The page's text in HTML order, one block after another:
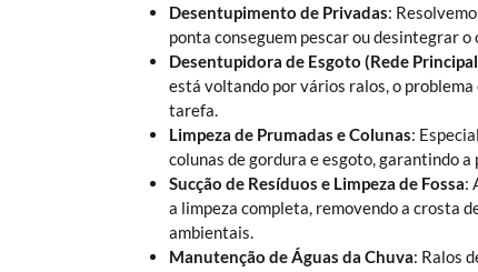
Desentupimento de Privadas:
ponta conseguem pescar ou desintegrar
Desentupidora de Esgoto (Rede
está voltando por vários ralos, o problema
tarefa.
Limpeza de Prumadas e Colunas:
colunas de gordura e esgoto, garantindo
Sucção de Resíduos e Limpeza de Fossa:
a limpeza completa, removendo a crosta
ambientais.
Manutenção de Águas da Chuva: Ralos